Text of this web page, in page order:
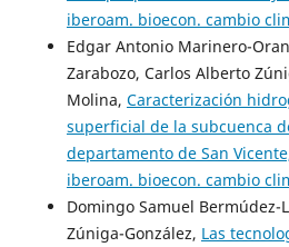
iberoam. bioecon. cambio
Edgar Antonio Marinero-
Zarabozo, Carlos Alberto
Molina, Caracterización
superficial de la subcuenca
departamento de San
iberoam. bioecon. cambio
Domingo Samuel Bermúdez-
Zúniga-González, Las